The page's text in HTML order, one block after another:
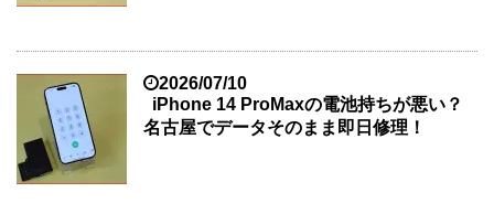
2026/07/10
iPhone 14 ProMaxの電池持ちが悪い？
名古屋でデータそのまま即日修理！